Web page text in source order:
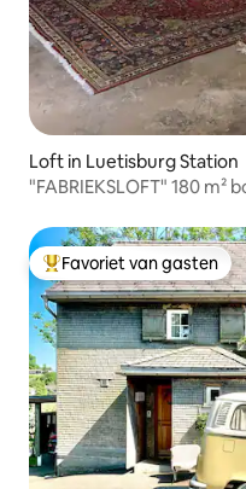
Loft in Luetisburg Station
"FABRIEKSLOFT" 180 m²
Topfavoriet van gasten
Favoriet van gasten